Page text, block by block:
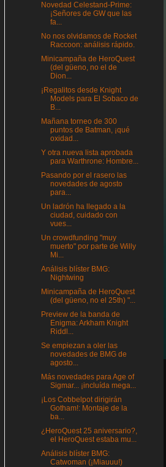
Novedad Celestand-Prime:
¡Señores de GW que las
fa...
No nos olvidamos de Rocket
Raccoon: análisis rápido.
Minicampaña de HeroQuest
(del güeno, no el de
Dion...
¡Regalitos desde Knight
Models para El Sobaco de
B...
Mañana torneo de 300
puntos de Batman, ¡qué
oxidad...
Y otra nueva lista aprobada
para Warthrone: Hombre...
Pasando por el rasero las
novedades de agosto
para...
Un ladrón ha llegado a la
ciudad, cuidado con
vues...
Un crowdfunding "muy
muerto" por parte de Willy
Mi...
Análisis blíster BMG:
Nightwing
Minicampaña de HeroQuest
(del güeno, no el 25th) "...
Preview de la banda de
Enigma: Arkham Knight
Riddl...
Se empiezan a oler las
novedades de BMG de
agosto...
Más novedades para Age of
Sigmar... ¡incluída mega...
¡Los Cobbelpot dirigirán
Gotham!: Montaje de la
ba...
¿HeroQuest 25 aniversario?,
el HeroQuest estaba mu...
Análisis blíster BMG:
Catwoman (¡Miauuu!)